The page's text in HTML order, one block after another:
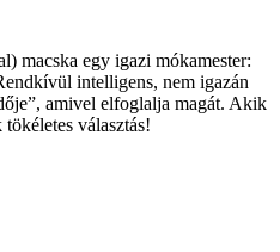
macska egy igazi mókamester:
intelligens, nem igazán
amivel elfoglalja magát. Akik
választás!